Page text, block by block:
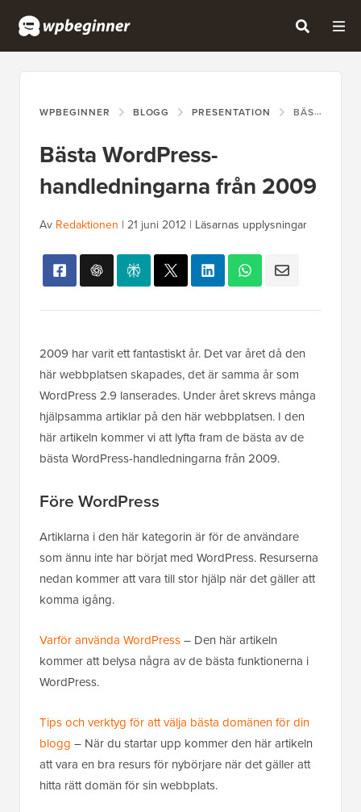
WPBEGINNER BLOGG PRESENTATION BÄSTA WORDPRESS-HANDLEDNINGARNA FRÅN 2009
Bästa WordPress-
handledningarna från 2009
Av Redaktionen | 21 juni 2012 | Läsarnas upplysningar
2009 har varit ett fantastiskt år. Det var året då den
här webbplatsen skapades, det är samma år som
WordPress 2.9 lanserades. Under året skrevs många
hjälpsamma artiklar på den här webbplatsen. I den
här artikeln kommer vi att lyfta fram de bästa av de
bästa WordPress-handledningarna från 2009.
Före WordPress
Artiklarna i den här kategorin är för de användare
som ännu inte har börjat med WordPress. Resurserna
nedan kommer att vara till stor hjälp när det gäller att
komma igång.
Varför använda WordPress– Den här artikeln
kommer att belysa några av de bästa funktionerna i
WordPress.
Tips och verktyg för att välja bästa domänen för din
blogg – När du startar upp kommer den här artikeln
att vara en bra resurs för nybörjare när det gäller att
hitta rätt domän för sin webbplats.